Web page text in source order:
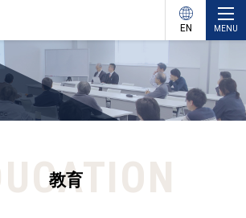
EN MENU
教育